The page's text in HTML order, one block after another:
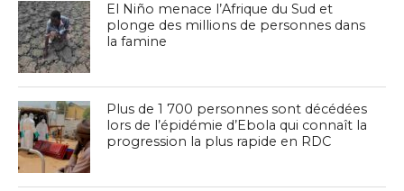
El Niño menace l’Afrique du Sud et
plonge des millions de personnes dans
la famine
Plus de 1 700 personnes sont décédées
lors de l’épidémie d’Ebola qui connaît la
progression la plus rapide en RDC